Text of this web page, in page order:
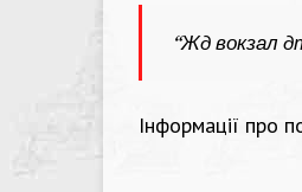
“Жд вокзал
Інформації про